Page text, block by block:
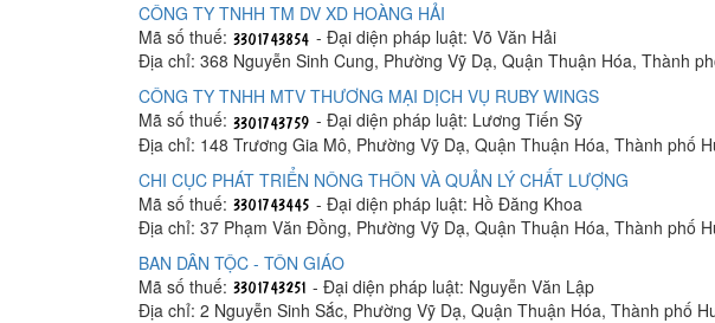
CÔNG TY TNHH TM DV XD HOÀNG HẢI
Mã số thuế:
- Đại diện pháp luật: Võ Văn Hải
Địa chỉ: 368 Nguyễn Sinh Cung, Phường Vỹ Dạ, Quận Thuận Hóa, Thành
CÔNG TY TNHH MTV THƯƠNG MẠI DỊCH VỤ RUBY WINGS
Mã số thuế:
- Đại diện pháp luật: Lương Tiến Sỹ
Địa chỉ: 148 Trương Gia Mô, Phường Vỹ Dạ, Quận Thuận Hóa, Thành phố
CHI CỤC PHÁT TRIỂN NÔNG THÔN VÀ QUẢN LÝ CHẤT LƯỢNG
Mã số thuế:
- Đại diện pháp luật: Hồ Đăng Khoa
Địa chỉ: 37 Phạm Văn Đồng, Phường Vỹ Dạ, Quận Thuận Hóa, Thành phố
BAN DÂN TỘC - TÔN GIÁO
Mã số thuế:
- Đại diện pháp luật: Nguyễn Văn Lập
Địa chỉ: 2 Nguyễn Sinh Sắc, Phường Vỹ Dạ, Quận Thuận Hóa, Thành phố